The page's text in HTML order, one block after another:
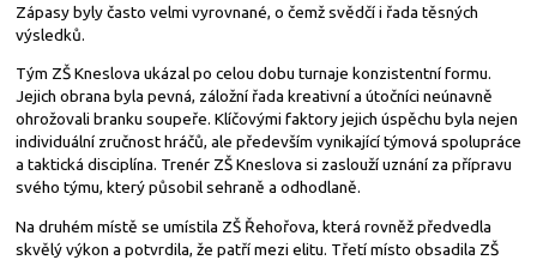
Zápasy byly často velmi vyrovnané, o čemž svědčí i řada těsných
výsledků.
Tým ZŠ Kneslova ukázal po celou dobu turnaje konzistentní formu.
Jejich obrana byla pevná, záložní řada kreativní a útočníci neúnavně
ohrožovali branku soupeře. Klíčovými faktory jejich úspěchu byla nejen
individuální zručnost hráčů, ale především vynikající týmová spolupráce
a taktická disciplína. Trenér ZŠ Kneslova si zaslouží uznání za přípravu
svého týmu, který působil sehraně a odhodlaně.
Na druhém místě se umístila ZŠ Řehořova, která rovněž předvedla
skvělý výkon a potvrdila, že patří mezi elitu. Třetí místo obsadila ZŠ